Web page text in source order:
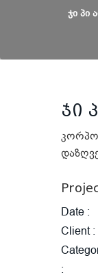
ჯი პი
ჯი
Date
Client